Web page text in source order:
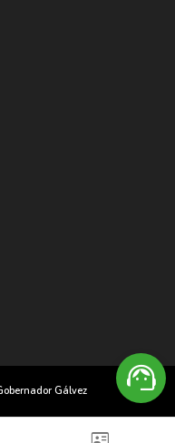
¿Necesitás ayuda?
Gálvez